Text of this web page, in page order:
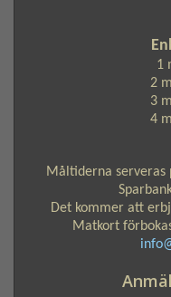
1
2
3
4
Måltiderna serveras
Det kommer att
Matkort